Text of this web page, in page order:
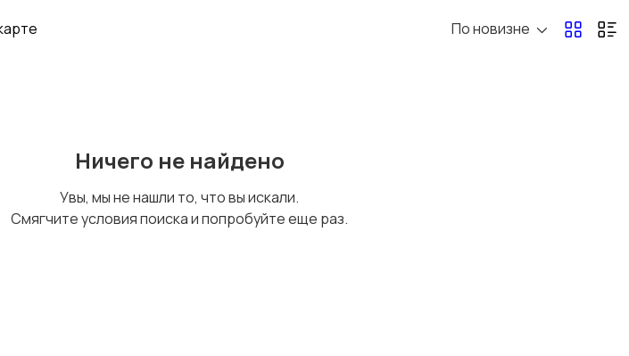
По новизне
Ничего не найдено
Увы, мы не нашли то, что вы искали.
Смягчите условия поиска и попробуйте еще раз.